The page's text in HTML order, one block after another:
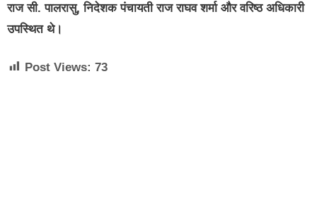
राज सी. पालरासु, निदेशक पंचायती राज राघव शर्मा और वरिष्ठ अधिकारी
उपस्थित थे।
Post Views: 73